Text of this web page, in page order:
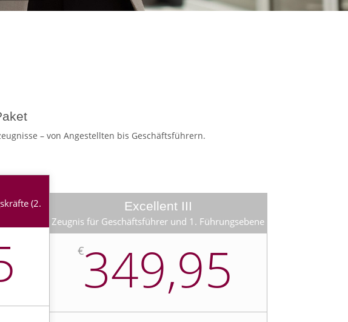
– von Angestellten bis Geschäftsführern.
(2.
Excellent III
Zeugnis für Geschäftsführer und 1. Führungsebene
€349,95